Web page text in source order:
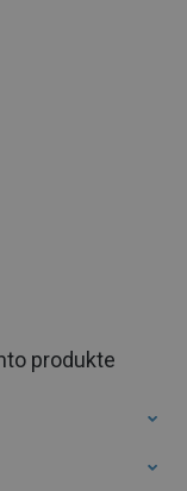
produkte